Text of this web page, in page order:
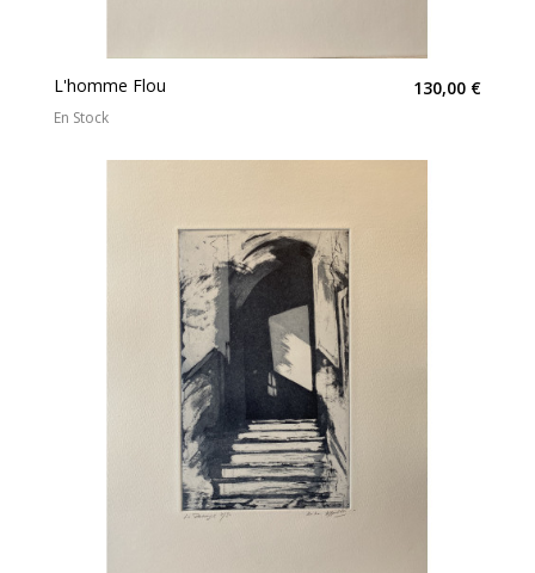
L'homme Flou 130,00 €
En Stock